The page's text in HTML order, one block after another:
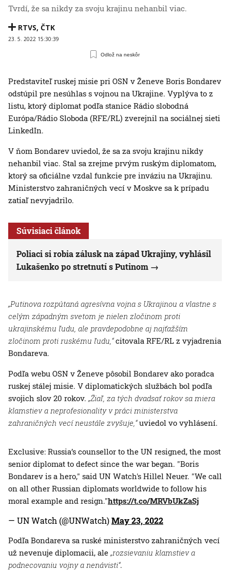
Tvrdí, že sa nikdy za svoju krajinu nehanbil viac.
RTVS, ČTK
23. 5. 2022 15:30:39
Odlož na neskôr
Predstaviteľ ruskej misie pri OSN v Ženeve Boris Bondarev
odstúpil pre nesúhlas s vojnou na Ukrajine. Vyplýva to z
listu, ktorý diplomat podľa stanice Rádio slobodná
Európa/Rádio Sloboda (RFE/RL) zverejnil na sociálnej sieti
LinkedIn.
V ňom Bondarev uviedol, že sa za svoju krajinu nikdy
nehanbil viac. Stal sa zrejme prvým ruským diplomatom,
ktorý sa oficiálne vzdal funkcie pre inváziu na Ukrajinu.
Ministerstvo zahraničných vecí v Moskve sa k prípadu
zatiaľ nevyjadrilo.
Súvisiaci článok
Poliaci si robia zálusk na západ Ukrajiny, vyhlásil
Lukašenko po stretnutí s Putinom
„Putinova rozpútaná agresívna vojna s Ukrajinou a vlastne s
celým západným svetom je nielen zločinom proti
ukrajinskému ľudu, ale pravdepodobne aj najťažším
zločinom proti ruskému ľudu,“citovala RFE/RL z vyjadrenia
Bondareva.
Podľa webu OSN v Ženeve pôsobil Bondarev ako poradca
ruskej stálej misie. V diplomatických službách bol podľa
svojich slov 20 rokov. „Žiaľ, za tých dvadsať rokov sa miera
klamstiev a neprofesionality v práci ministerstva
zahraničných vecí neustále zvyšuje,“uviedol vo vyhlásení.
Exclusive: Russia’s counsellor to the UN resigned, the most
senior diplomat to defect since the war began. "Boris
Bondarev is a hero," said UN Watch's Hillel Neuer. "We call
on all other Russian diplomats worldwide to follow his
moral example and resign."https://t.co/MRVbUkZaSj
— UN Watch (@UNWatch)May 23, 2022
Podľa Bondareva sa ruské ministerstvo zahraničných vecí
už nevenuje diplomacii, ale „rozsievaniu klamstiev a
podnecovaniu vojny a nenávisti“.